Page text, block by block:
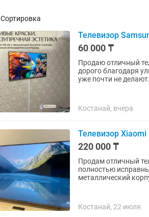
Сортировка
Телевизор
60 000 ₸
Продаю отличный
дорого благодаря
уже почти не
Костанай, вчера
Телевизор
220 000 ₸
Продам отличный
полностью
металлический
Костанай, 22 июля